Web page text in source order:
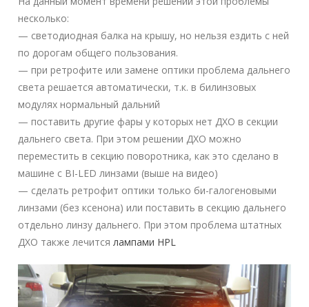
несколько:
— светодиодная балка на крышу, но нельзя ездить с ней
по дорогам общего пользования.
— при ретрофите или замене оптики проблема дальнего
света решается автоматически, т.к. в билинзовых
модулях нормальный дальний
— поставить другие фары у которых нет ДХО в секции
дальнего света. При этом решении ДХО можно
переместить в секцию поворотника, как это сделано в
машине с BI-LED линзами (выше на видео)
— сделать ретрофит оптики только би-галогеновыми
линзами (без ксенона) или поставить в секцию дальнего
отдельно линзу дальнего. При этом проблема штатных
ДХО также лечится лампами HPL